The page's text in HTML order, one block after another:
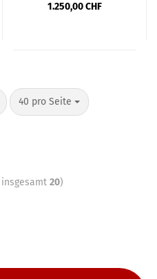
1.250,00 CHF
40 pro Seite
20)